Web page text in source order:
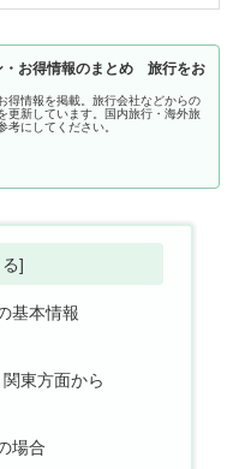
・お得情報のまとめ 旅行をお
得情報を掲載。旅行会社などからの
更新しています。国内旅行・海外旅
考にしてください。
基本情報
東方面から
場合